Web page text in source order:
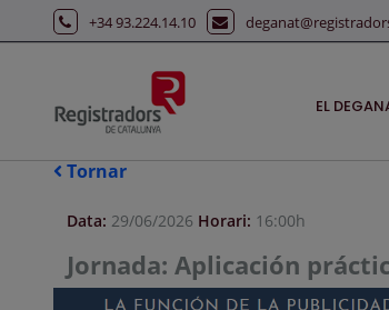
Salta al contingut principal
+34 93.224.14.10
EL
Tornar
Data: 29/06/2026 Horari: 16:00h
Jornada: Aplicación